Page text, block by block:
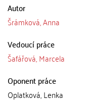
Autor
Šrámková, Anna
Vedoucí práce
Šafářová, Marcela
Oponent práce
Oplatková, Lenka